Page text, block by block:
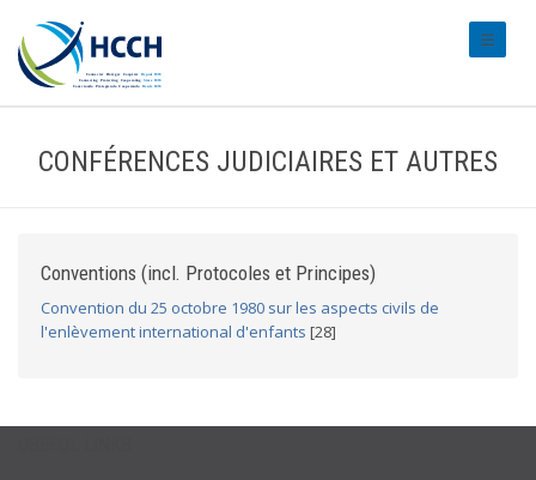
CONFÉRENCES JUDICIAIRES ET AUTRES
Conventions (incl. Protocoles et Principes)
Convention du 25 octobre 1980 sur les aspects civils de
l'enlèvement international d'enfants [28]